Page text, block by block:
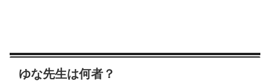
ゆな先生は何者？